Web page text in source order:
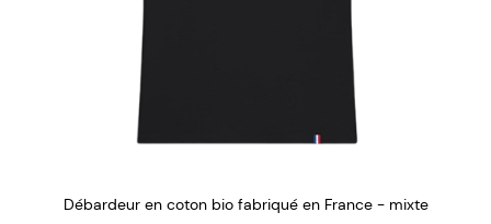
Débardeur en coton bio fabriqué en France - mixte